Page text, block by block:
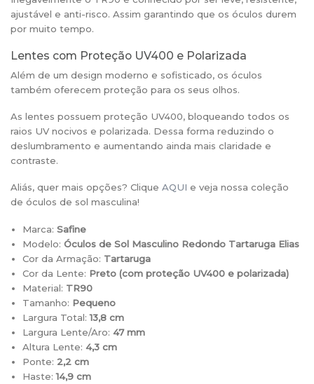
ajustável e anti-risco. Assim garantindo que os óculos durem
por muito tempo.
Lentes com Proteção UV400 e Polarizada
Além de um design moderno e sofisticado, os óculos
também oferecem proteção para os seus olhos.
As lentes possuem proteção UV400, bloqueando todos os
raios UV nocivos e polarizada. Dessa forma reduzindo o
deslumbramento e aumentando ainda mais claridade e
contraste.
Aliás, quer mais opções? Clique AQUI e veja nossa coleção
de óculos de sol masculina!
Marca:Safine
Modelo:Óculos de Sol Masculino Redondo Tartaruga Elias
Cor da Armação: Tartaruga
Cor da Lente: Preto (com proteção UV400 e polarizada)
Material: TR90
Tamanho: Pequeno
Largura Total:13,8 cm
Largura Lente/Aro: 47 mm
Altura Lente:4,3 cm
Ponte: 2,2 cm
Haste:14,9 cm